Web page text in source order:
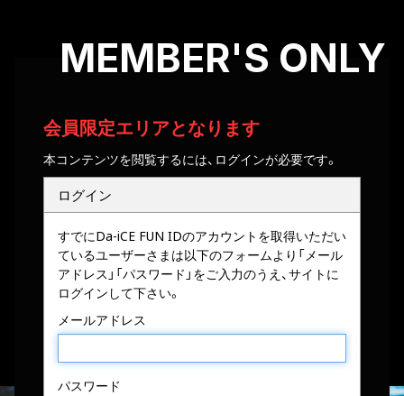
MEMBER'S ONLY
会員限定エリアとなります
本コンテンツを閲覧するには、ログインが必要です。
ログイン
すでにDa-iCE FUN IDのアカウントを取得いただい
ているユーザーさまは以下のフォームより「メール
アドレス」「パスワード」をご入力のうえ、サイトに
ログインして下さい。
メールアドレス
パスワード